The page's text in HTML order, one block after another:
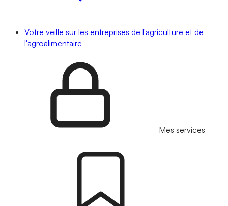
Votre veille sur les entreprises de l'agriculture et de
l'agroalimentaire
Mes services